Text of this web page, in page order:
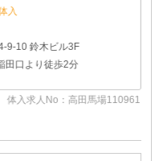
ュラー出勤ももちろんOK
入
9-10 鈴木ビル3F
田口より徒歩2分
体入求人No：高田馬場110961